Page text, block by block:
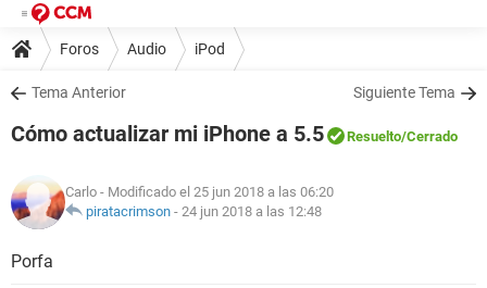
Foros Audio iPod
Tema Anterior Siguiente Tema
Cómo actualizar mi iPhone a 5.5 Resuelto/Cerrado
Carlo - Modificado el 25 jun 2018 a las 06:20
piratacrimson - 24 jun 2018 a las 12:48
Porfa